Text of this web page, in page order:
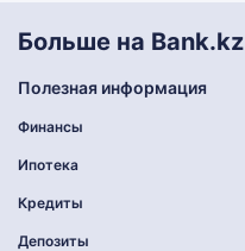
Больше на Bank.kz
Полезная информация
Финансы
Ипотека
Кредиты
Депозиты